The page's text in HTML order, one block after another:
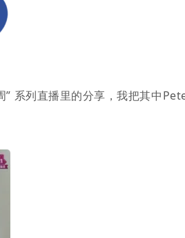
系列直播里的分享，我把其中